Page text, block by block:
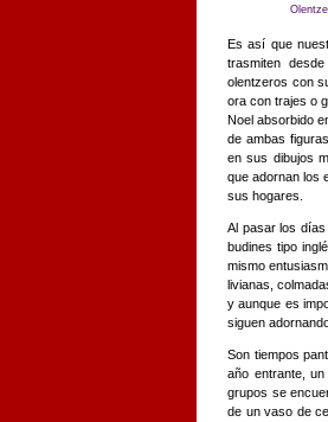
Es así que
trasmiten
olentzeros con
ora con trajes o
Noel absorbido
de ambas
en sus dibujos
que adornan los
sus hogares.
Al pasar los
budines tipo
mismo
livianas,
y aunque es
siguen
Son tiempos
año entrante,
grupos se
de un vaso de